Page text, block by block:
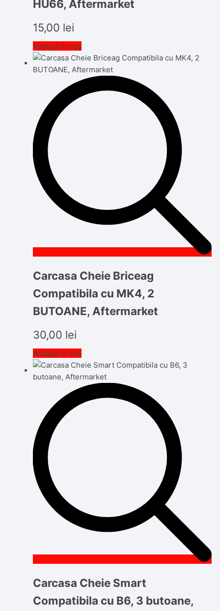
HU66, Aftermarket
15,00 lei
Adaugă în coș
Carcasa Cheie Briceag
Compatibila cu MK4, 2
BUTOANE, Aftermarket
30,00 lei
Adaugă în coș
Carcasa Cheie Smart
Compatibila cu B6, 3 butoane,